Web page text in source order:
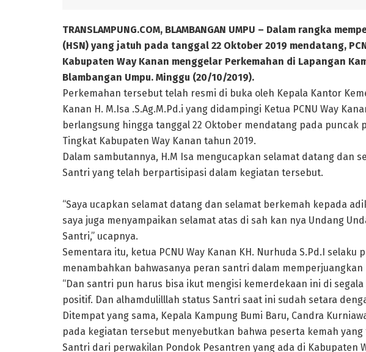
TRANSLAMPUNG.COM, BLAMBANGAN UMPU – Dalam rangka
(HSN) yang jatuh pada tanggal 22 Oktober 2019 mendatang,
Kabupaten Way Kanan menggelar Perkemahan di Lapangan
Blambangan Umpu. Minggu (20/10/2019).
Perkemahan tersebut telah resmi di buka oleh Kepala Kantor
Kanan H. M.Isa .S.Ag.M.Pd.i yang didampingi Ketua PCNU Way
berlangsung hingga tanggal 22 Oktober mendatang pada puncak
Tingkat Kabupaten Way Kanan tahun 2019.
Dalam sambutannya, H.M Isa mengucapkan selamat datang dan
Santri yang telah berpartisipasi dalam kegiatan tersebut.
“Saya ucapkan selamat datang dan selamat berkemah kepada
saya juga menyampaikan selamat atas di sah kan nya Undang
Santri,” ucapnya.
Sementara itu, ketua PCNU Way Kanan KH. Nurhuda S.Pd.I
menambahkan bahwasanya peran santri dalam
“Dan santri pun harus bisa ikut mengisi kemerdekaan ini di
positif. Dan alhamdulilllah status Santri saat ini sudah setara
Ditempat yang sama, Kepala Kampung Bumi Baru, Candra
pada kegiatan tersebut menyebutkan bahwa peserta kemah
Santri dari perwakilan Pondok Pesantren yang ada di Kabupaten